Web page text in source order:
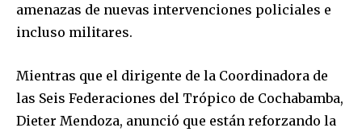
amenazas de nuevas intervenciones policiales e
incluso militares.
Mientras que el dirigente de la Coordinadora de
las Seis Federaciones del Trópico de Cochabamba,
Dieter Mendoza, anunció que están reforzando la